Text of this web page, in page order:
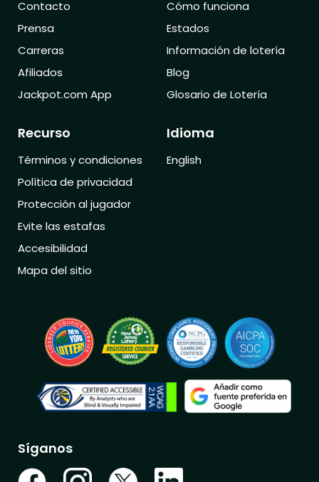
Contacto
Prensa
Carreras
Afiliados
Jackpot.com App
Cómo funciona
Estados
Información de lotería
Blog
Glosario de Lotería
Recurso
Términos y condiciones
Política de privacidad
Protección al jugador
Evite las estafas
Accesibilidad
Mapa del sitio
Idioma
English
Síganos